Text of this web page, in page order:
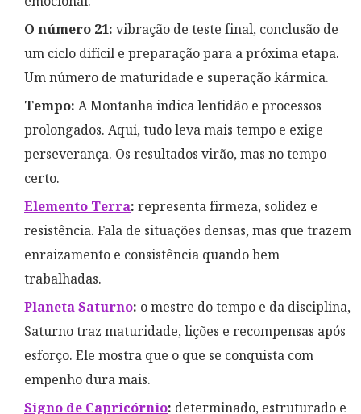
O número 21: vibração de teste final, conclusão de
um ciclo difícil e preparação para a próxima etapa.
Um número de maturidade e superação kármica.
Tempo: A Montanha indica lentidão e processos
prolongados. Aqui, tudo leva mais tempo e exige
perseverança. Os resultados virão, mas no tempo
certo.
Elemento Terra: representa firmeza, solidez e
resistência. Fala de situações densas, mas que trazem
enraizamento e consistência quando bem
trabalhadas.
Planeta Saturno: o mestre do tempo e da disciplina,
Saturno traz maturidade, lições e recompensas após
esforço. Ele mostra que o que se conquista com
empenho dura mais.
Signo de Capricórnio: determinado, estruturado e